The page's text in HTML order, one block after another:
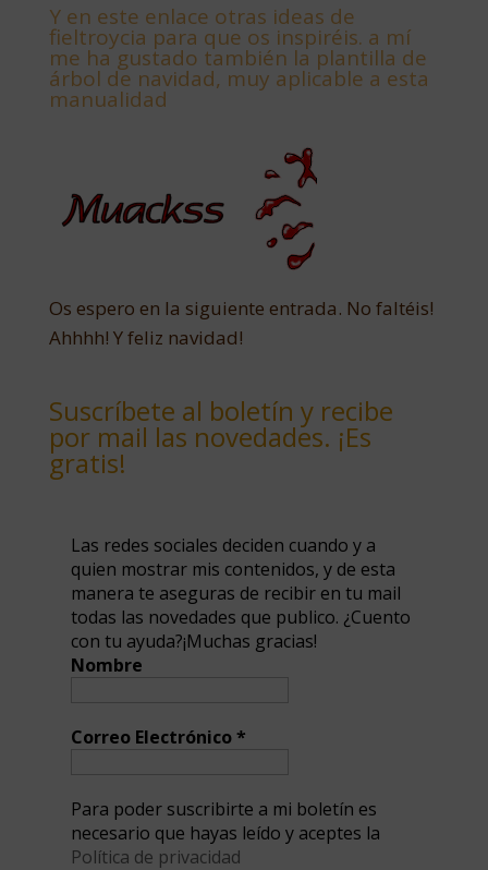
Y en este enlace otras ideas de
fieltroycia para que os inspiréis. a mí
me ha gustado también la plantilla de
árbol de navidad, muy aplicable a esta
manualidad
Os espero en la siguiente entrada. No faltéis!
Ahhhh! Y feliz navidad!
Suscríbete al boletín y recibe
por mail las novedades. ¡Es
gratis!
Las redes sociales deciden cuando y a
quien mostrar mis contenidos, y de esta
manera te aseguras de recibir en tu mail
todas las novedades que publico. ¿Cuento
con tu ayuda?¡Muchas gracias!
Nombre
Correo Electrónico*
Para poder suscribirte a mi boletín es
necesario que hayas leído y aceptes la
Política de privacidad